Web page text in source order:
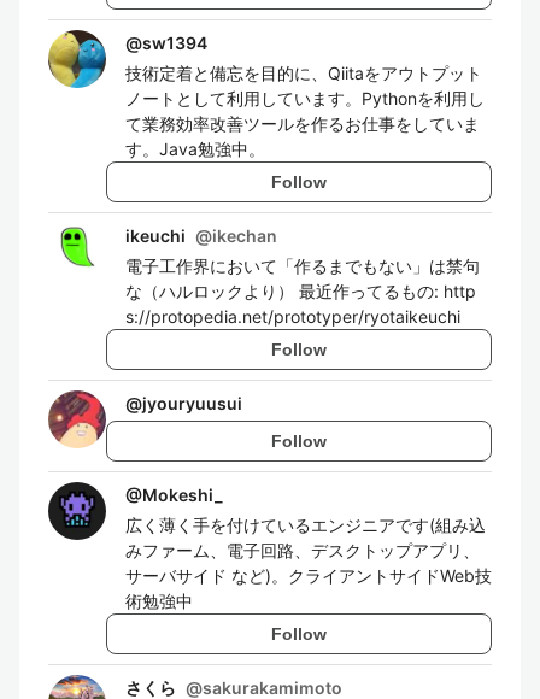
@sw1394
技術定着と備忘を目的に、Qiitaをアウトプット
ノートとして利用しています。Pythonを利用し
て業務効率改善ツールを作るお仕事をしていま
す。Java勉強中。
Follow
ikeuchi @ikechan
電子工作界において「作るまでもない」は禁句
な（ハルロックより） 最近作ってるもの: http
s://protopedia.net/prototyper/ryotaikeuchi
Follow
@jyouryuusui
Follow
@Mokeshi_
広く薄く手を付けているエンジニアです(組み込
みファーム、電子回路、デスクトップアプリ、
サーバサイド など)。クライアントサイドWeb技
術勉強中
Follow
さくら @sakurakamimoto